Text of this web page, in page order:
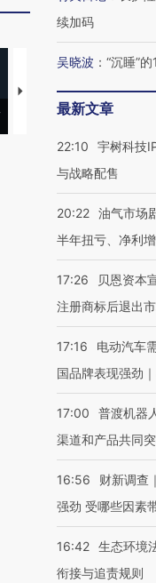
【推广】走进第四届链博
会，让数智科技“链”接产
续加码
吴晓波 ： “沉睡”
最新文章
22:10
宇树科技
与战略配售
20:22 油气市场
半年扭亏、净利
17:26
贝恩资本
注册商标后退出
17:16
电动汽车
国品牌表现强劲
17:00
普渡机器
渠道和产品共同
16:56
财新调查
强劲 受哪些因素
16:42 生态环境
衔接与追责规则